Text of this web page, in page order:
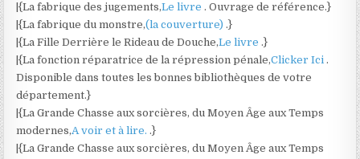
|{La fabrique des jugements,Le livre. Ouvrage de référence.}
|{La fabrique du monstre,(la couverture).}
|{La Fille Derrière le Rideau de Douche,Le livre.}
|{La fonction réparatrice de la répression pénale,Clicker Ici.
Disponible dans toutes les bonnes bibliothèques de votre
département.}
|{La Grande Chasse aux sorcières, du Moyen Âge aux Temps
modernes,A voir et à lire..}
|{La Grande Chasse aux sorcières, du Moyen Âge aux Temps